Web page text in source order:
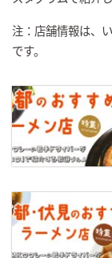
注：店舗情報は、
です。